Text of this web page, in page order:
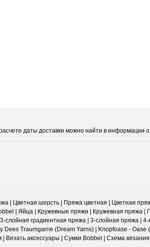
даты доставки можно найти в информации о
| Цветная шерсть | Пряжа цветная | Цветная
| Яйца | Кружевные пряжи | Кружевная пряжа |
градиентная пряжа | 3-слойная пряжа |
Traumgarne (Dream Yarns) | Knopfoase -
Вязать аксессуары | Сумки Bobbel | Схема